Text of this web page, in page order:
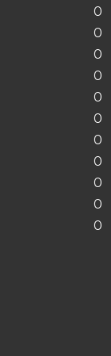
0
0
0
0
0
0
0
0
0
0
0